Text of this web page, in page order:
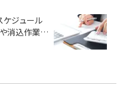
ケジュール
消込作業に
たらいい
ていませ